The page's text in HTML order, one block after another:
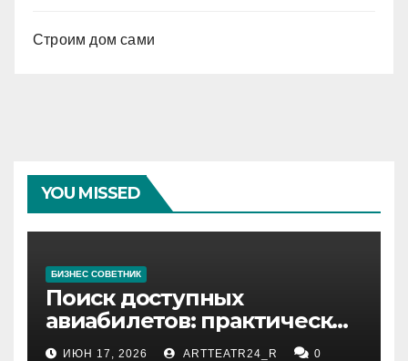
Строим дом сами
YOU MISSED
БИЗНЕС СОВЕТНИК
Поиск доступных
авиабилетов: практические
рекомендации
ИЮН 17, 2026 ARTTEATR24_R 0